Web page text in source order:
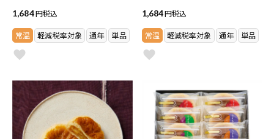
1,684 税込
常温 軽減税率対象 通年 単品
1,684 税込
常温 軽減税率対象 通年 単品